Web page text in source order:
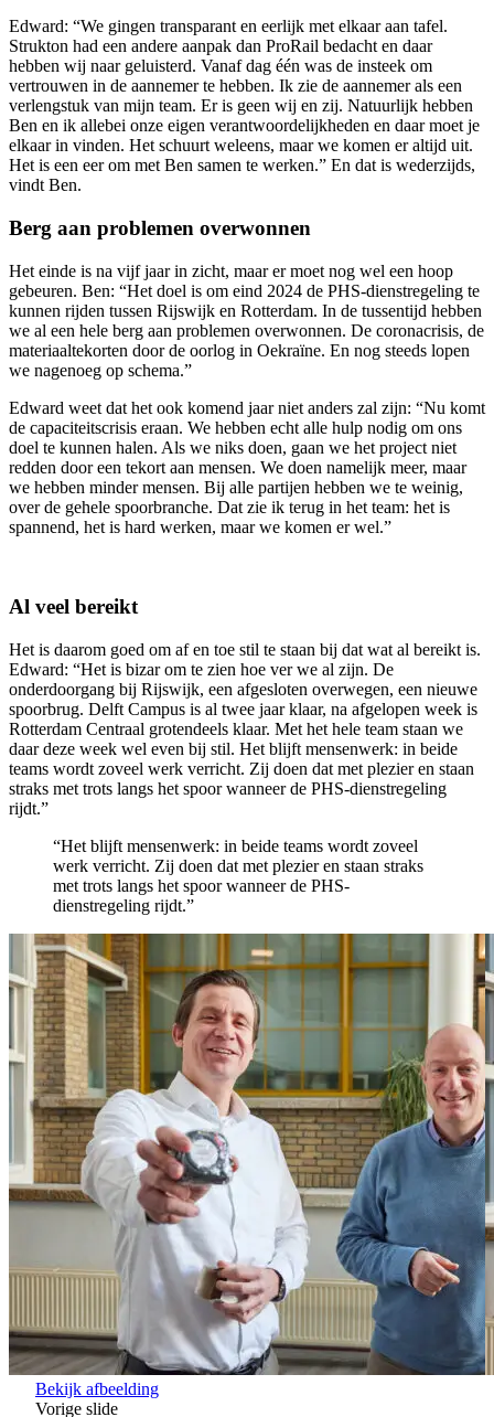
Edward: “We gingen transparant en eerlijk met elkaar aan tafel.
Strukton had een andere aanpak dan ProRail bedacht en daar
hebben wij naar geluisterd. Vanaf dag één was de insteek om
vertrouwen in de aannemer te hebben. Ik zie de aannemer als een
verlengstuk van mijn team. Er is geen wij en zij. Natuurlijk hebben
Ben en ik allebei onze eigen verantwoordelijkheden en daar moet je
elkaar in vinden. Het schuurt weleens, maar we komen er altijd uit.
Het is een eer om met Ben samen te werken.” En dat is wederzijds,
vindt Ben.
Berg aan problemen overwonnen
Het einde is na vijf jaar in zicht, maar er moet nog wel een hoop
gebeuren. Ben: “Het doel is om eind 2024 de PHS-dienstregeling te
kunnen rijden tussen Rijswijk en Rotterdam. In de tussentijd hebben
we al een hele berg aan problemen overwonnen. De coronacrisis, de
materiaaltekorten door de oorlog in Oekraïne. En nog steeds lopen
we nagenoeg op schema.”
Edward weet dat het ook komend jaar niet anders zal zijn: “Nu komt
de capaciteitscrisis eraan. We hebben echt alle hulp nodig om ons
doel te kunnen halen. Als we niks doen, gaan we het project niet
redden door een tekort aan mensen. We doen namelijk meer, maar
we hebben minder mensen. Bij alle partijen hebben we te weinig,
over de gehele spoorbranche. Dat zie ik terug in het team: het is
spannend, het is hard werken, maar we komen er wel.”
Al veel bereikt
Het is daarom goed om af en toe stil te staan bij dat wat al bereikt is.
Edward: “Het is bizar om te zien hoe ver we al zijn. De
onderdoorgang bij Rijswijk, een afgesloten overwegen, een nieuwe
spoorbrug. Delft Campus is al twee jaar klaar, na afgelopen week is
Rotterdam Centraal grotendeels klaar. Met het hele team staan we
daar deze week wel even bij stil. Het blijft mensenwerk: in beide
teams wordt zoveel werk verricht. Zij doen dat met plezier en staan
straks met trots langs het spoor wanneer de PHS-dienstregeling
rijdt.”
“Het blijft mensenwerk: in beide teams wordt zoveel
werk verricht. Zij doen dat met plezier en staan straks
met trots langs het spoor wanneer de PHS-
dienstregeling rijdt.”
Bekijk afbeelding
Vorige slide